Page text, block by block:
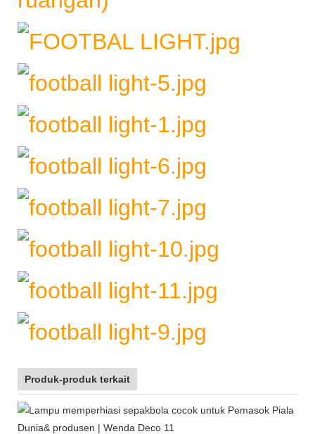
Produk-produk terkait